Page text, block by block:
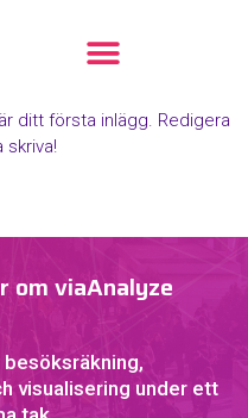
ditt första inlägg. Redigera
skriva!
om viaAnalyze
visualisering under ett